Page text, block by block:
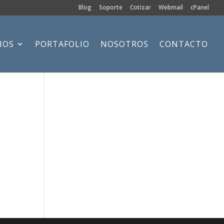
Blog Soporte Cotizar Webmail cPanel
PORTAFOLIO NOSOTROS CONTACTO